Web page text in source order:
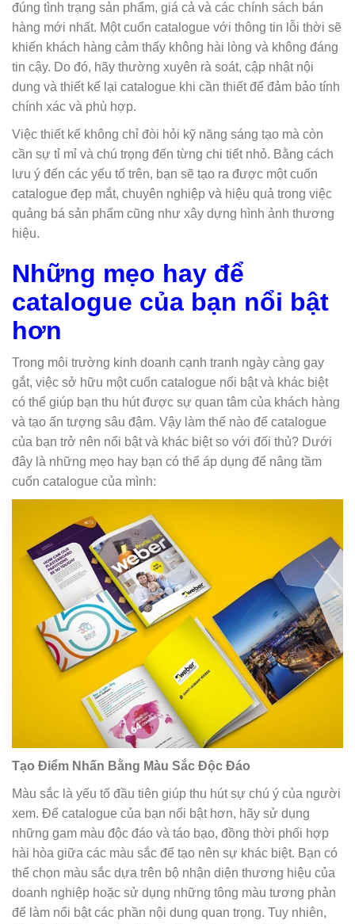
đúng tình trạng sản phẩm, giá cả và các chính sách bán
hàng mới nhất. Một cuốn catalogue với thông tin lỗi thời sẽ
khiến khách hàng cảm thấy không hài lòng và không đáng
tin cậy. Do đó, hãy thường xuyên rà soát, cập nhật nội
dung và thiết kế lại catalogue khi cần thiết để đảm bảo tính
chính xác và phù hợp.
Việc thiết kế không chỉ đòi hỏi kỹ năng sáng tạo mà còn
cần sự tỉ mỉ và chú trọng đến từng chi tiết nhỏ. Bằng cách
lưu ý đến các yếu tố trên, bạn sẽ tạo ra được một cuốn
catalogue đẹp mắt, chuyên nghiệp và hiệu quả trong việc
quảng bá sản phẩm cũng như xây dựng hình ảnh thương
hiệu.
Những mẹo hay để
catalogue của bạn nổi bật
hơn
Trong môi trường kinh doanh cạnh tranh ngày càng gay
gắt, việc sở hữu một cuốn catalogue nổi bật và khác biệt
có thể giúp bạn thu hút được sự quan tâm của khách hàng
và tạo ấn tượng sâu đậm. Vậy làm thế nào để catalogue
của bạn trở nên nổi bật và khác biệt so với đối thủ? Dưới
đây là những mẹo hay bạn có thể áp dụng để nâng tầm
cuốn catalogue của mình:
Tạo Điểm Nhấn Bằng Màu Sắc Độc Đáo
Màu sắc là yếu tố đầu tiên giúp thu hút sự chú ý của người
xem. Để catalogue của bạn nổi bật hơn, hãy sử dụng
những gam màu độc đáo và táo bạo, đồng thời phối hợp
hài hòa giữa các màu sắc để tạo nên sự khác biệt. Bạn có
thể chọn màu sắc dựa trên bộ nhận diện thương hiệu của
doanh nghiệp hoặc sử dụng những tông màu tương phản
để làm nổi bật các phần nội dung quan trọng. Tuy nhiên,